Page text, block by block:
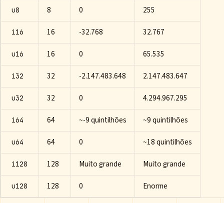
u8 8 0 255
i16 16 -32.768 32.767
u16 16 0 65.535
i32 32 -2.147.483.648 2.147.483.647
u32 32 0 4.294.967.295
i64 64 ~-9 quintilhões ~9 quintilhões
u64 64 0 ~18 quintilhões
i128 128 Muito grande Muito grande
u128 128 0 Enorme